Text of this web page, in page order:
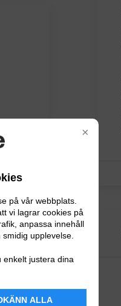
×
på vår webbplats.
vi lagrar cookies på
anpassa innehåll
upplevelse.
enkelt justera dina
ALLA